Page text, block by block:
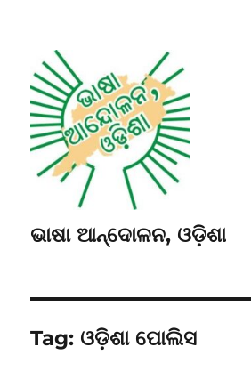
ଭାଷା ଆନ୍ଦୋଳନ, ଓଡ଼ିଶା
Tag: ଓଡ଼ିଶା ପୋଲିସ